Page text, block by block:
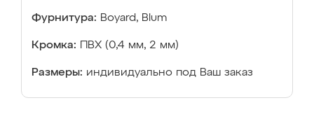
Фурнитура: Boyard, Blum
Кромка: ПВХ (0,4 мм, 2 мм)
Размеры: индивидуально под Ваш заказ